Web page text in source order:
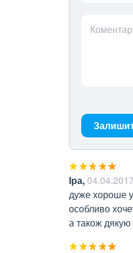
Коментар
Іра,
дуже хороше
особливо
а також дякую